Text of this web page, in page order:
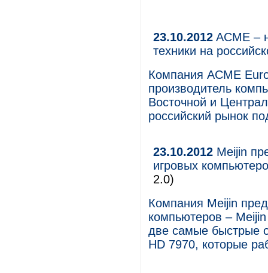
23.10.2012 ACME –
техники на
Компания ACME
производитель
Восточной и
российский рынок
23.10.2012 Meijin
игровых
2.0)
Компания Meijin
компьютеров –
две самые быстрые
HD 7970, которые